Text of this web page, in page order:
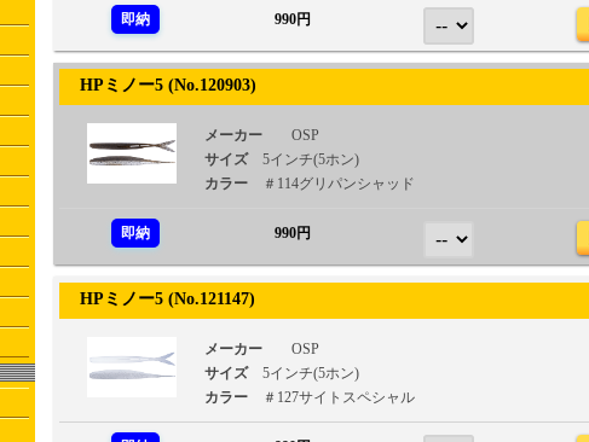
即納 990円
HPミノー5 (No.120903)
メーカー
OSP
サイズ
5インチ(5ホン)
カラー
＃114グリパンシャッド
即納 990円
HPミノー5 (No.121147)
メーカー
OSP
サイズ
5インチ(5ホン)
カラー
＃127サイトスペシャル